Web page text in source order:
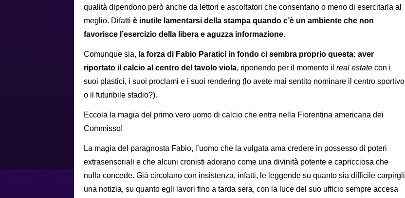
qualità dipendono però anche da lettori e ascoltatori che consentano o meno di esercitarla al
meglio. Difatti è inutile lamentarsi della stampa quando c’è un ambiente che non
favorisce l’esercizio della libera e aguzza informazione.
Comunque sia, la forza di Fabio Paratici in fondo ci sembra proprio questa: aver
riportato il calcio al centro del tavolo viola, riponendo per il momento il real estate con i
suoi plastici, i suoi proclami e i suoi rendering (lo avete mai sentito nominare il centro sportivo
o il futuribile stadio?).
Eccola la magia del primo vero uomo di calcio che entra nella Fiorentina americana dei
Commisso!
La magia del paragnosta Fabio, l’uomo che la vulgata ama credere in possesso di poteri
extrasensoriali e che alcuni cronisti adorano come una divinità potente e capricciosa che
nulla concede. Già circolano con insistenza, infatti, le leggende su quanto sia difficile carpirgli
una notizia, su quanto egli lavori fino a tarda sera, con la luce del suo ufficio sempre accesa